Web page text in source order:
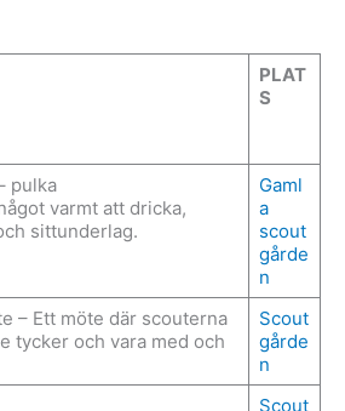
PLAT
S
pulka
varmt att dricka,
sittunderlag.
Gaml
a
scout
gårde
n
– Ett möte där scouterna
tycker och vara med och
Scout
gårde
n
Scout